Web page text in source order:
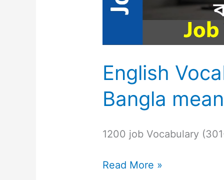
English
Bangla
1200 job Vocabulary
Read More »